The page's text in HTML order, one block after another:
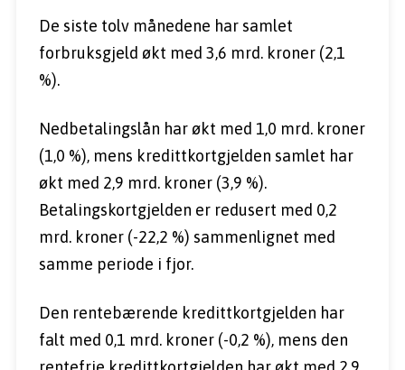
De siste tolv månedene har samlet
forbruksgjeld økt med 3,6 mrd. kroner (2,1
%).
Nedbetalingslån har økt med 1,0 mrd. kroner
(1,0 %), mens kredittkortgjelden samlet har
økt med 2,9 mrd. kroner (3,9 %).
Betalingskortgjelden er redusert med 0,2
mrd. kroner (-22,2 %) sammenlignet med
samme periode i fjor.
Den rentebærende kredittkortgjelden har
falt med 0,1 mrd. kroner (-0,2 %), mens den